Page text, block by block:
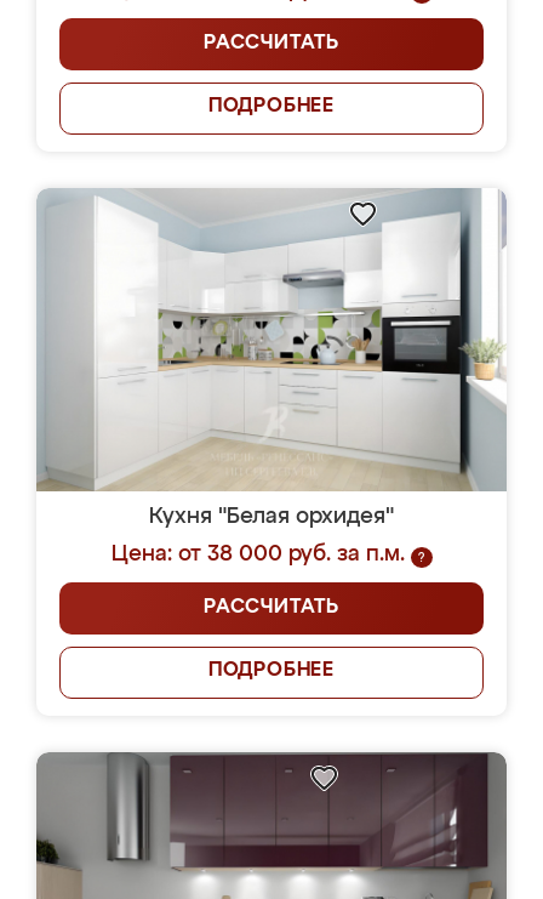
РАССЧИТАТЬ
ПОДРОБНЕЕ
Кухня "Белая орхидея"
Цена: от 38 000 руб. за п.м.
?
РАССЧИТАТЬ
ПОДРОБНЕЕ